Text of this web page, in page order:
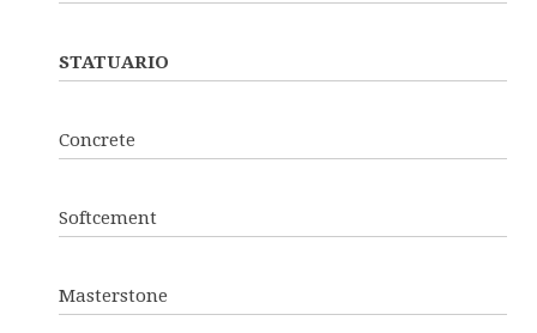
STATUARIO
Concrete
Softcement
Masterstone